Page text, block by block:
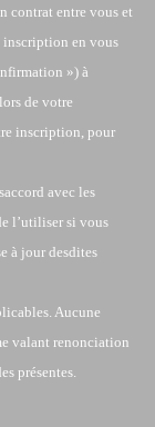
contrat entre vous et
inscription en vous
») à
de votre
inscription, pour
avec les
l’utiliser si vous
à jour desdites
Aucune
valant renonciation
présentes.